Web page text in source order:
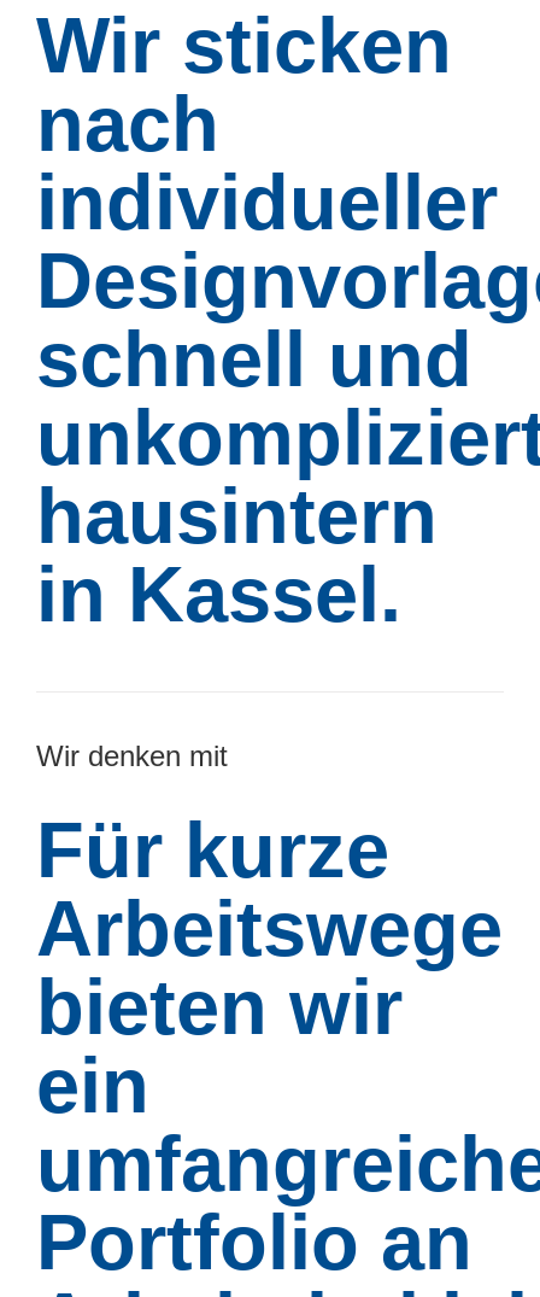
Wir sticken
nach
individueller
schnell und
hausintern
in Kassel.
Wir denken mit
Für kurze
Arbeitswege
bieten wir
ein
Portfolio an